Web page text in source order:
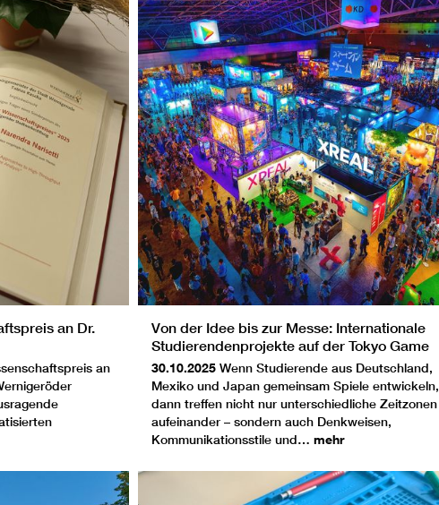
an Dr.
an
Von der Idee bis zur Messe: Internationale
Studierendenprojekte auf der Tokyo Game
Show
30.10.2025Wenn Studierende aus Deutschland,
Mexiko und Japan gemeinsam Spiele entwickeln,
dann treffen nicht nur unterschiedliche Zeitzonen
aufeinander – sondern auch Denkweisen,
Kommunikationsstile und…mehr